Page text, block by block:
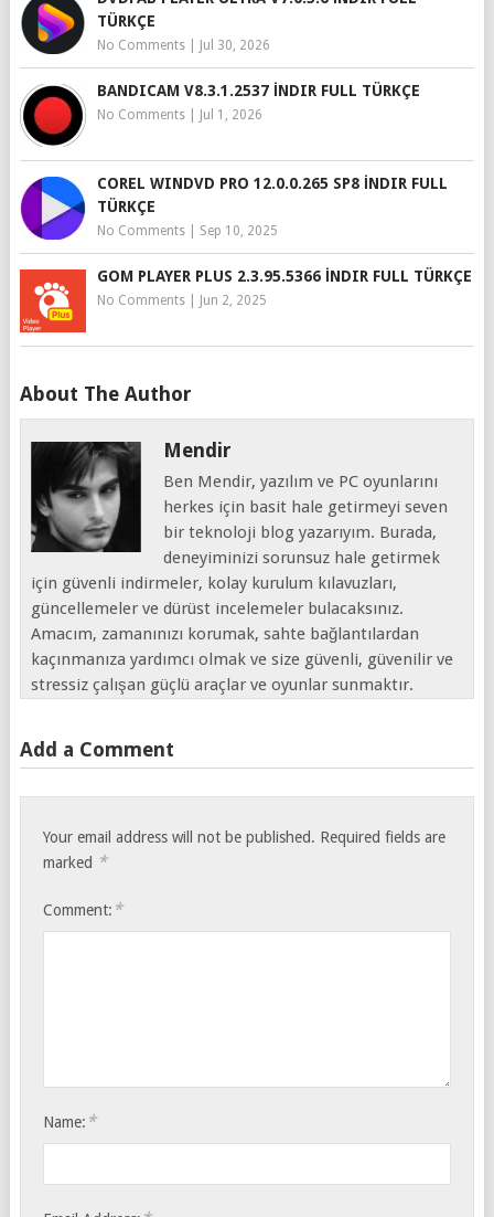
TÜRKÇE
No Comments| Jul 30, 2026
BANDICAM V8.3.1.2537 İNDIR FULL TÜRKÇE
No Comments| Jul 1, 2026
COREL WINDVD PRO 12.0.0.265 SP8 İNDIR FULL
TÜRKÇE
No Comments| Sep 10, 2025
GOM PLAYER PLUS 2.3.95.5366 İNDIR FULL TÜRKÇE
No Comments| Jun 2, 2025
About The Author
Mendir
Ben Mendir, yazılım ve PC oyunlarını
herkes için basit hale getirmeyi seven
bir teknoloji blog yazarıyım. Burada,
deneyiminizi sorunsuz hale getirmek
için güvenli indirmeler, kolay kurulum kılavuzları,
güncellemeler ve dürüst incelemeler bulacaksınız.
Amacım, zamanınızı korumak, sahte bağlantılardan
kaçınmanıza yardımcı olmak ve size güvenli, güvenilir ve
stressiz çalışan güçlü araçlar ve oyunlar sunmaktır.
Add a Comment
Your email address will not be published. Required fields are
marked *
Comment: *
Name: *